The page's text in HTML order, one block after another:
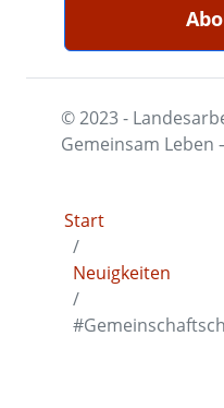
© 2023 -
Gemeinsam Leben
Start
Neuigkeiten